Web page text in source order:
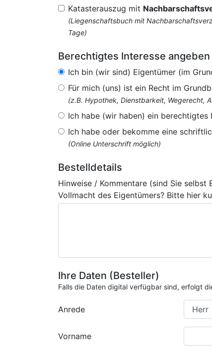
Katasterauszug mit
(Liegenschaftsbuch mit
Tage)
Berechtigtes Interesse angeben
Ich bin (wir sind) Eigentümer (im
Für mich (uns) ist ein Recht im
(z.B. Hypothek, Dienstbarkeit, Wegerecht,
Ich habe (wir haben) ein berechtigtes
Ich habe oder bekomme eine
(Online Unterschrift möglich)
Bestelldetails
Hinweise / Kommentare (sind Sie
Vollmacht des Eigentümers? Bitte hier
Ihre Daten (Besteller)
Falls die Daten digital verfügbar sind, erfolgt
Anrede
Vorname